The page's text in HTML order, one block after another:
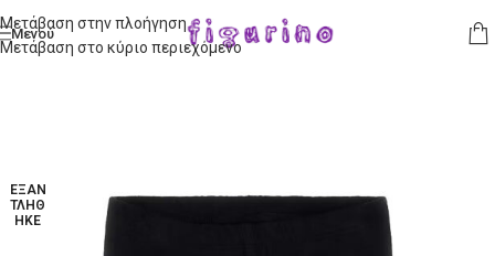
Μετάβαση στην πλοήγηση
Μετάβαση στο κύριο περιεχόμενο
Μενού
ΕΞΑΝ
ΤΛΉΘ
ΗΚΕ